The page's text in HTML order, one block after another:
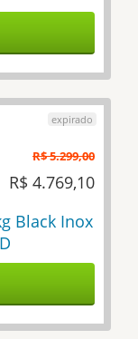
R$ 5.299,00
R$ 4.769,10
Black Inox